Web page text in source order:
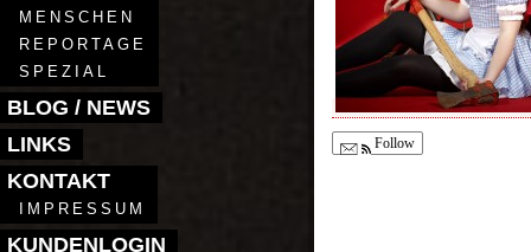
MENSCHEN
REPORTAGE
SPEZIAL
BLOG / NEWS
LINKS
KONTAKT
IMPRESSUM
KUNDENLOGIN
Follow